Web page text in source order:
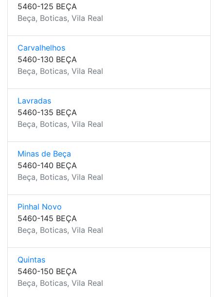
5460-125 BEÇA
Beça, Boticas, Vila Real
Carvalhelhos
5460-130 BEÇA
Beça, Boticas, Vila Real
Lavradas
5460-135 BEÇA
Beça, Boticas, Vila Real
Minas de Beça
5460-140 BEÇA
Beça, Boticas, Vila Real
Pinhal Novo
5460-145 BEÇA
Beça, Boticas, Vila Real
Quintas
5460-150 BEÇA
Beça, Boticas, Vila Real